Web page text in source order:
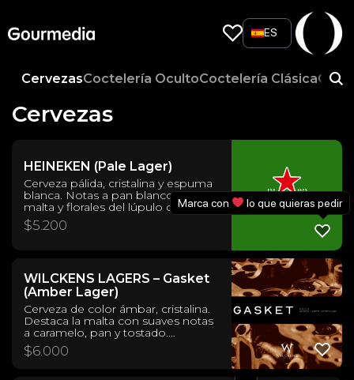
content
ES
CervezasCoctelería OcultoCoctelería ClásicaCon
Cervezas
HEINEKEN (Pale Lager)
Cerveza pálida, cristalina y espuma
blanca. Notas a pan blanco de la
malta y florales del lúpulo destacan
en el balance. En boca, es ligera y
refrescante. Estilo: International
$5.200
WILCKENS LAGERS – Gasket
(Amber Lager)
Cerveza de color ámbar, cristalina.
Destaca la malta con suaves notas
a caramelo, pan y tostado.
Amargor medio bajo. Cuerpo
medio ligero, sensación
$6.000
Marca con lo que quieras pedir